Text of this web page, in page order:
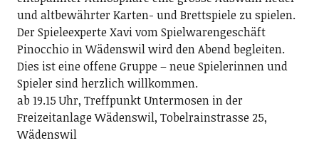
und altbewährter Karten- und Brettspiele zu spielen.
Der Spieleexperte Xavi vom Spielwarengeschäft
Pinocchio in Wädenswil wird den Abend begleiten.
Dies ist eine offene Gruppe – neue Spielerinnen und
Spieler sind herzlich willkommen.
ab 19.15 Uhr, Treffpunkt Untermosen in der
Freizeitanlage Wädenswil, Tobelrainstrasse 25,
Wädenswil